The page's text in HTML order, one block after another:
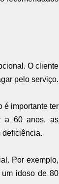
O cliente
pelo serviço.
é importante ter
a 60 anos, as
deficiência.
Por exemplo,
idoso de 80